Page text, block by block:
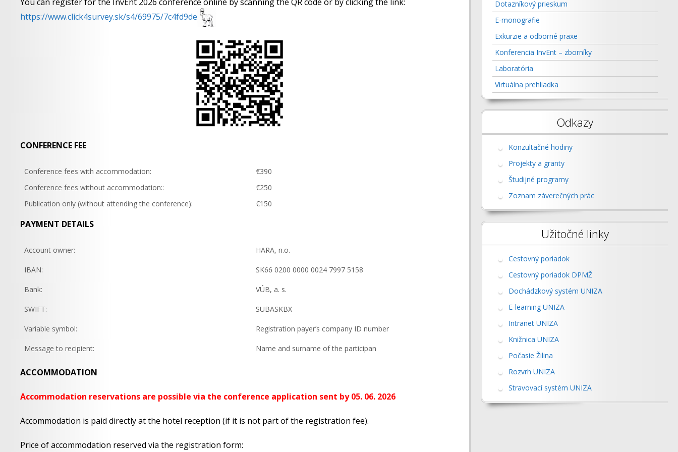
PROGRAM
PROF. ING. BRANISLAV
DOC. ING. PETER BUBENÍK,
DOC. ING. PATRIK GRZNÁR,
DOC. ING. MIROSLAV
FURMANNOVÁ, PHD.
ING. MARTA KASAJOVÁ, PHD.
ING. IVETA ROLINČINOVÁ,
ING. ANDREJ ŠTEFÁNIK, PHD.
ING. VLADIMÍRA BIŇASOVÁ,
ING. RADOVAN FURMANN,
ING. ŠTEFAN MOZOL, PHD.
ING. MARIÁN MATYS, PHD.
VR, AR A XR
INFORMAČNÉ SYSTÉMY
MULTIAGENTOVÝ
LOGISTICKÝ SYSTÉM NA KPI
https://www.click4survey.sk/s4/69975/7c4fd9de
CONFERENCE FEE
Conference fees with accommodation:
€390
Conference fees without accommodation::
€250
Publication only (without attending the conference):
€150
PAYMENT DETAILS
Account owner: HARA, n.o.
IBAN: SK66 0200 0000 0024 7997 5158
Bank: VÚB, a. s.
SWIFT: SUBASKBX
Variable symbol: Registration payer’s company ID number
Message to recipient: Name and surname of the participan
ACCOMMODATION
Accommodation reservations are possible via the conference application sent by 05. 06. 2026
Accommodation is paid directly at the hotel reception (if it is not part of the registration fee).
Price of accommodation reserved via the registration form:
Dotazníkový prieskum
E-monografie
Exkurzie a odborné praxe
Konferencia InvEnt – zborníky
Laboratória
Virtuálna prehliadka
Odkazy
Konzultačné hodiny
Projekty a granty
Študijné programy
Zoznam záverečných prác
Užitočné linky
Cestovný poriadok
Cestovný poriadok DPMŽ
Dochádzkový systém UNIZA
E-learning UNIZA
Intranet UNIZA
Knižnica UNIZA
Počasie Žilina
Rozvrh UNIZA
Stravovací systém UNIZA